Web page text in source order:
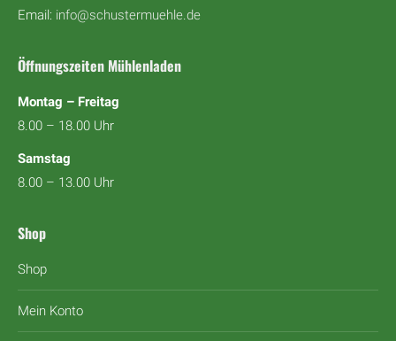
Email: info@schustermuehle.de
Öffnungszeiten Mühlenladen
Montag – Freitag
8.00 – 18.00 Uhr
Samstag
8.00 – 13.00 Uhr
Shop
Shop
Mein Konto